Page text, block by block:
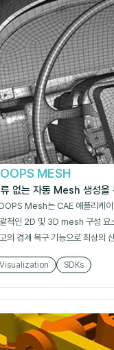
MESH
없는 자동 Mesh 생성을
Mesh는 CAE 애플리케
적인 2D 및 3D mesh 구성 요
의 경계 복구 기능으로 최상의
Visualization SDKs